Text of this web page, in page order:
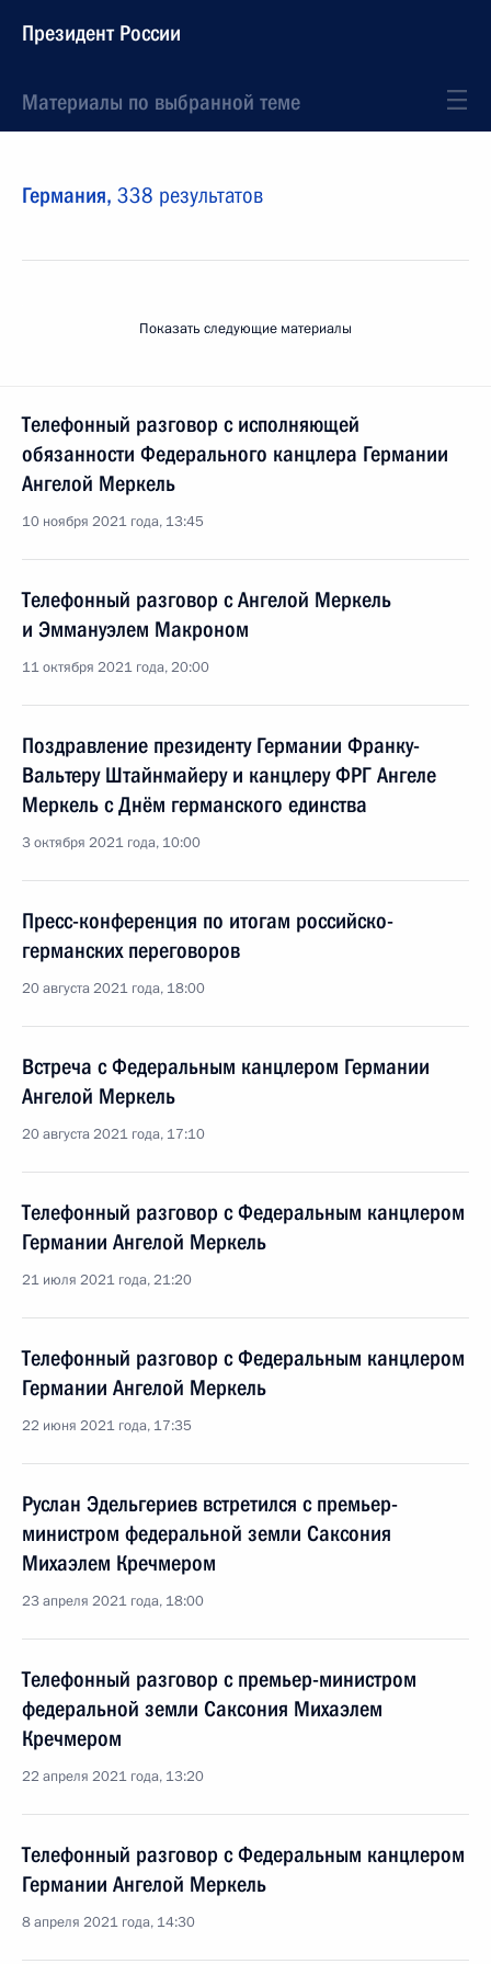
Президент России
Материалы по выбранной теме
Германия, 338 результатов
Показать следующие материалы
Телефонный разговор с исполняющей
обязанности Федерального канцлера Германии
Ангелой Меркель
10 ноября 2021 года, 13:45
Телефонный разговор с Ангелой Меркель
и Эммануэлем Макроном
11 октября 2021 года, 20:00
Поздравление президенту Германии Франку-
Вальтеру Штайнмайеру и канцлеру ФРГ Ангеле
Меркель с Днём германского единства
3 октября 2021 года, 10:00
Пресс-конференция по итогам российско-
германских переговоров
20 августа 2021 года, 18:00
Встреча с Федеральным канцлером Германии
Ангелой Меркель
20 августа 2021 года, 17:10
Телефонный разговор с Федеральным канцлером
Германии Ангелой Меркель
21 июля 2021 года, 21:20
Телефонный разговор с Федеральным канцлером
Германии Ангелой Меркель
22 июня 2021 года, 17:35
Руслан Эдельгериев встретился с премьер-
министром федеральной земли Саксония
Михаэлем Кречмером
23 апреля 2021 года, 18:00
Телефонный разговор с премьер-министром
федеральной земли Саксония Михаэлем
Кречмером
22 апреля 2021 года, 13:20
Телефонный разговор с Федеральным канцлером
Германии Ангелой Меркель
8 апреля 2021 года, 14:30